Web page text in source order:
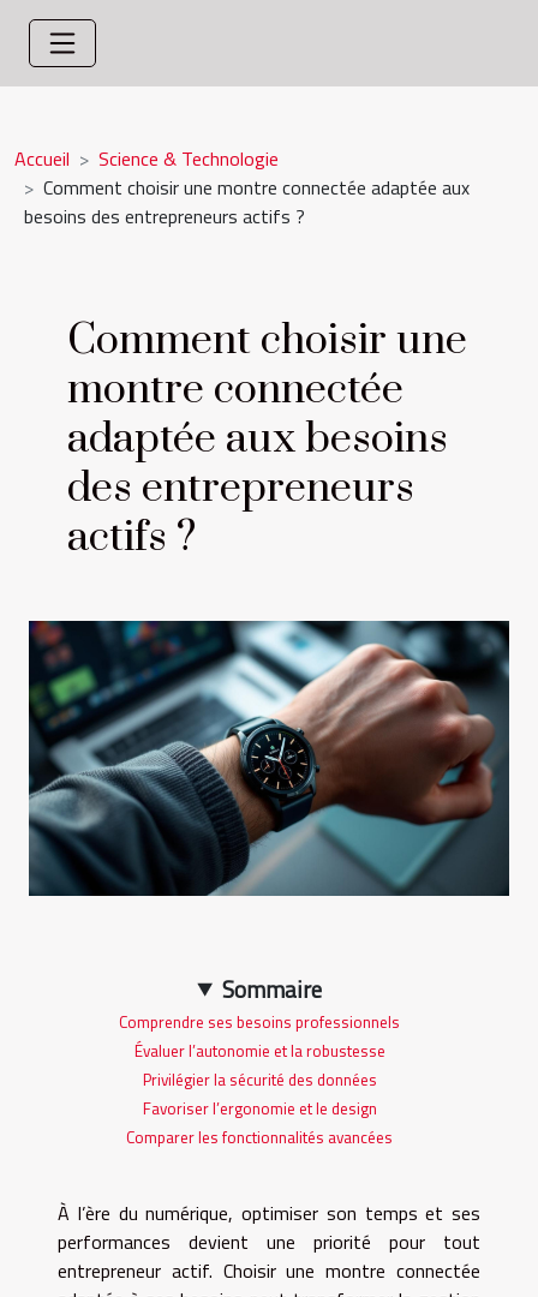
Accueil
Science & Technologie
Comment choisir une montre connectée adaptée aux
besoins des entrepreneurs actifs ?
Comment choisir une
montre connectée
adaptée aux besoins
des entrepreneurs
actifs ?
Sommaire
Comprendre ses besoins professionnels
Évaluer l’autonomie et la robustesse
Privilégier la sécurité des données
Favoriser l’ergonomie et le design
Comparer les fonctionnalités avancées
À l’ère du numérique, optimiser son temps et ses
performances devient une priorité pour tout
entrepreneur actif. Choisir une montre connectée